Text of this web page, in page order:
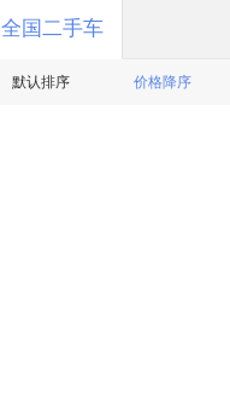
全国二手车
默认排序 价格降序